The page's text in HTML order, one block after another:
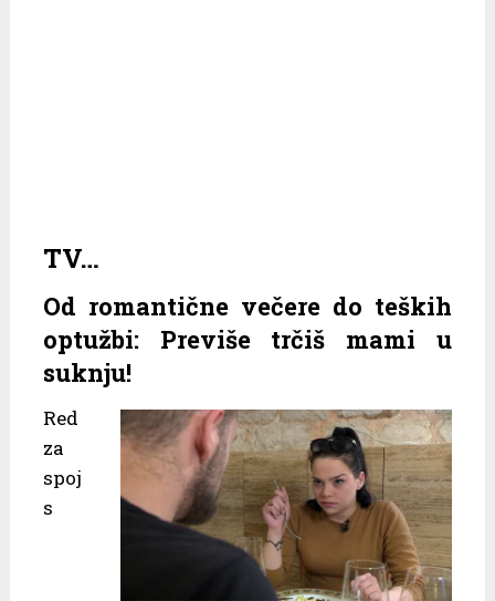
TV…
Od romantične večere do teških
optužbi: Previše trčiš mami u
suknju!
Red
za
spoj
s